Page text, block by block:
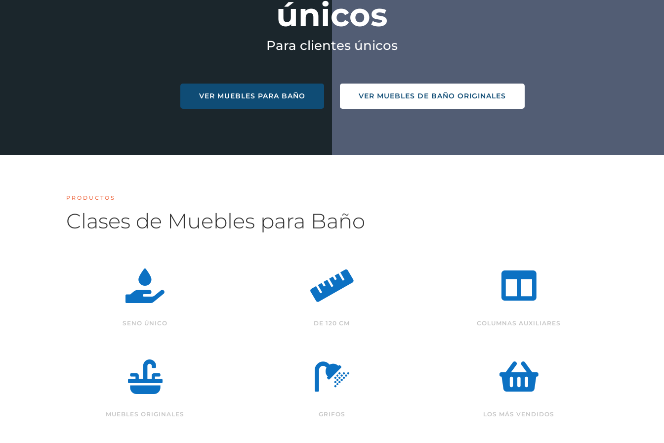
únicos
Para clientes únicos
VER MUEBLES PARA BAÑO VER MUEBLES DE BAÑO ORIGINALES
PRODUCTOS
Clases de Muebles para Baño

SENO ÚNICO

DE 120 CM

COLUMNAS AUXILIARES

MUEBLES ORIGINALES

GRIFOS

LOS MÁS VENDIDOS